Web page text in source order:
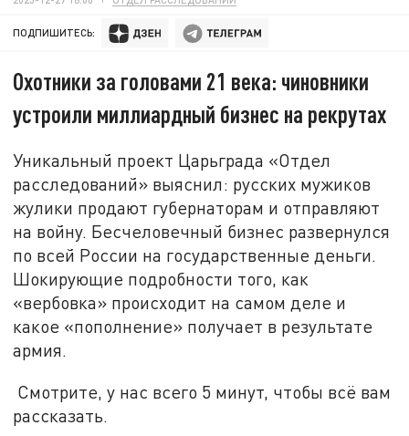
ПОДПИШИТЕСЬ:
Охотники за головами 21 века: чиновники
устроили миллиардный бизнес на рекрутах
Уникальный проект Царьграда «Отдел
расследований» выяснил: русских мужиков
жулики продают губернаторам и отправляют
на войну. Бесчеловечный бизнес развернулся
по всей России на государственные деньги.
Шокирующие подробности того, как
«вербовка» происходит на самом деле и
какое «пополнение» получает в результате
армия.
Смотрите, у нас всего 5 минут, чтобы всё вам
рассказать.